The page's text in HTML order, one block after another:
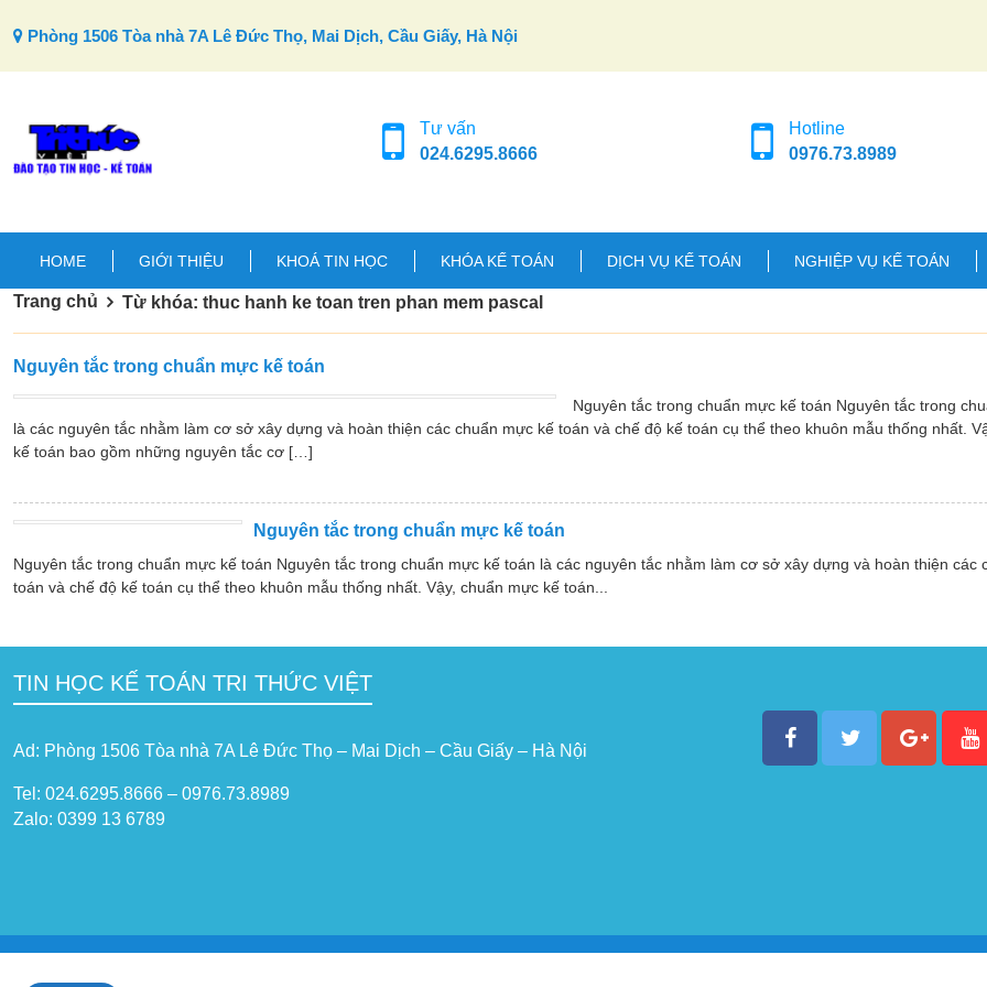
Phòng 1506 Tòa nhà 7A Lê Đức Thọ, Mai Dịch, Cầu Giấy, Hà Nội
Tư vấn
024.6295.8666
Hotline
0976.73.8989
HOME GIỚI THIỆU KHOÁ TIN HỌC KHÓA KẾ TOÁN DỊCH VỤ KẾ TOÁN NGHIỆP VỤ KẾ TOÁN
Trang chủ Từ khóa: thuc hanh ke toan tren phan mem pascal
Nguyên tắc trong chuẩn mực kế toán
Nguyên tắc trong chuẩn mực kế toán Nguyên tắc trong
là các nguyên tắc nhằm làm cơ sở xây dựng và hoàn thiện các chuẩn mực kế toán và chế độ kế toán cụ thể theo khuôn mẫu thống nhất.
kế toán bao gồm những nguyên tắc cơ […]
Nguyên tắc trong chuẩn mực kế toán
Nguyên tắc trong chuẩn mực kế toán Nguyên tắc trong chuẩn mực kế toán là các nguyên tắc nhằm làm cơ sở xây dựng và hoàn thiện các
toán và chế độ kế toán cụ thể theo khuôn mẫu thống nhất. Vậy, chuẩn mực kế toán...
TIN HỌC KẾ TOÁN TRI THỨC VIỆT
Ad: Phòng 1506 Tòa nhà 7A Lê Đức Thọ – Mai Dịch – Cầu Giấy – Hà Nội
Tel: 024.6295.8666 – 0976.73.8989
Zalo: 0399 13 6789